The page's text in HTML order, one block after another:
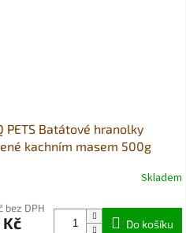
PETS Batátové hranolky
kachním masem 500g
Skladem
bez DPH
Kč Do košíku